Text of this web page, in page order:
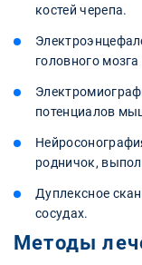
костей черепа.
головного
потенциалов
родничок,
Дуплексное
сосудах.
Методы